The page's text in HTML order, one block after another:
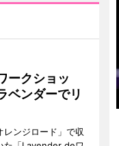
ークショッ
ンダーでリ
ンジロード」で収